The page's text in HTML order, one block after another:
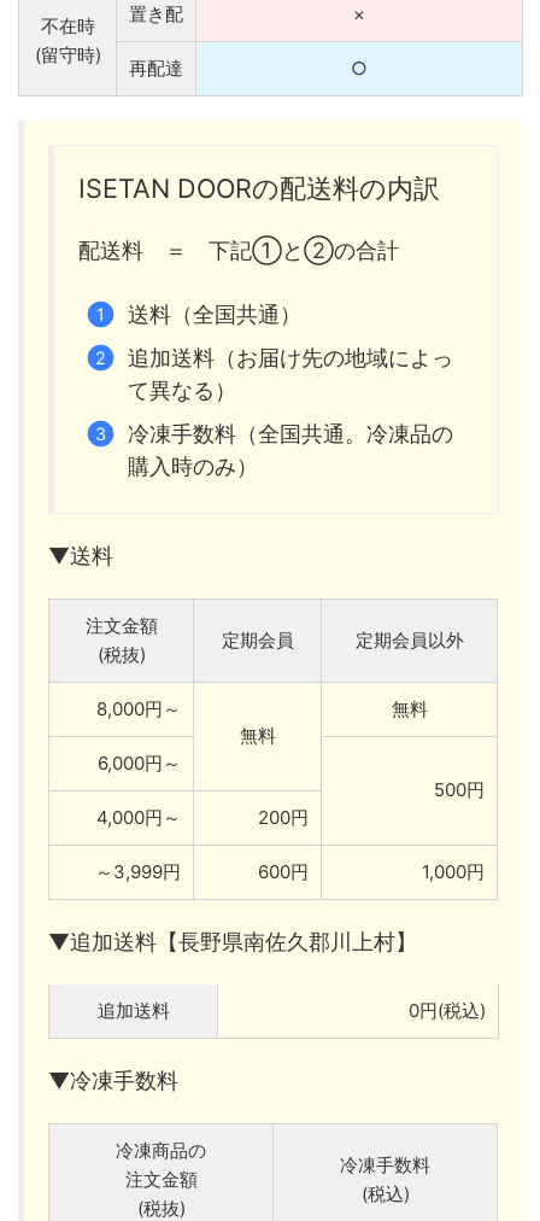
不在時
(留守時)
置き配 ×
再配達 ○
ISETAN DOORの配送料の内訳
配送料 ＝ 下記①と②の合計
送料（全国共通）
追加送料（お届け先の地域によっ
て異なる）
冷凍手数料（全国共通。冷凍品の
購入時のみ）
▼送料
注文金額
(税抜)
定期会員 定期会員以外
8,000円～
無料
無料
6,000円～
500円
4,000円～
200円
～3,999円 600円 1,000円
▼追加送料【長野県南佐久郡川上村】
追加送料 0円(税込)
▼冷凍手数料
冷凍商品の
注文金額
(税抜)
冷凍手数料
(税込)